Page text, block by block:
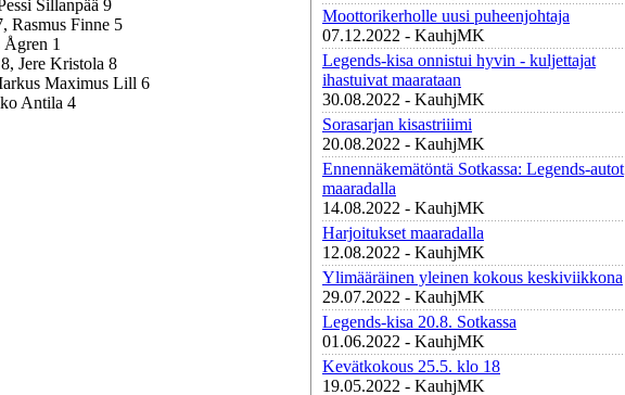
Sillanpää 9
Rasmus Finne 5
1
Jere Kristola 8
Maximus Lill 6
Antila 4
Moottorikerholle uusi puheenjohtaja
07.12.2022 - KauhjMK
Legends-kisa onnistui hyvin - kuljettajat
ihastuivat maarataan
30.08.2022 - KauhjMK
Sorasarjan kisastriiimi
20.08.2022 - KauhjMK
Ennennäkemätöntä Sotkassa: Legends-autot
maaradalla
14.08.2022 - KauhjMK
Harjoitukset maaradalla
12.08.2022 - KauhjMK
Ylimääräinen yleinen kokous keskiviikkona
29.07.2022 - KauhjMK
Legends-kisa 20.8. Sotkassa
01.06.2022 - KauhjMK
Kevätkokous 25.5. klo 18
19.05.2022 - KauhjMK